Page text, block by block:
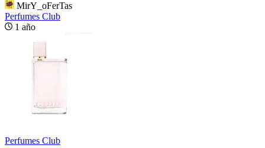
MirY_oFerTas
Perfumes Club
1 año
Perfumes Club